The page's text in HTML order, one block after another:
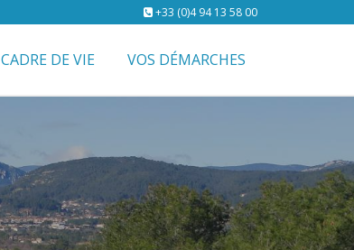
+33 (0)4 94 13 58 00
CADRE DE VIE VOS DÉMARCHES